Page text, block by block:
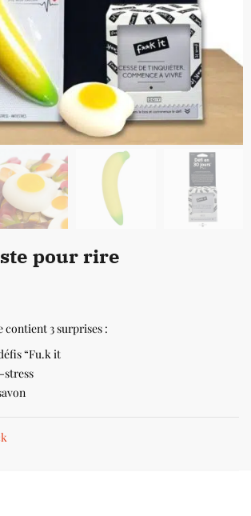
pour rire
contient 3 surprises :
“Fu.k it
stress